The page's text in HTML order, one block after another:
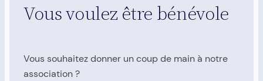
Vous voulez être bénévole
Vous souhaitez donner un coup de main à notre
association ?